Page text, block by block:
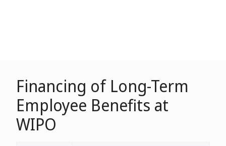
Financing of Long-Term
Employee Benefits at
WIPO